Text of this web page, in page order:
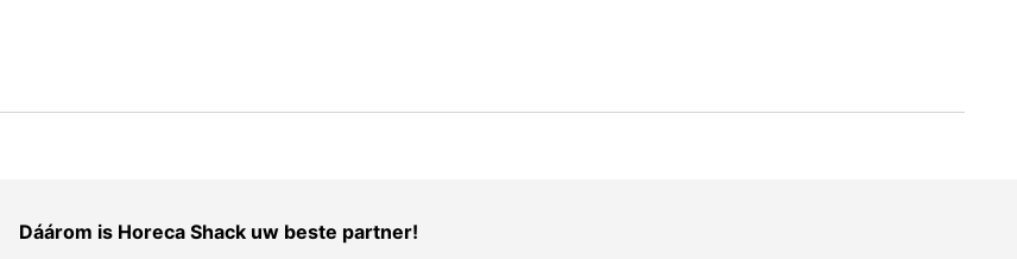
Dáárom is Horeca Shack uw beste partner!